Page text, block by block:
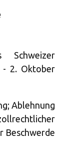
Schweizer
- 2. Oktober
Ablehnung
Beschwerde